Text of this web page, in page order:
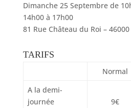
Dimanche 25 Septembre de
14h00 à 17h00
81 Rue Château du Roi – 46000
TARIFS
Normal
A la demi-
journée
9€